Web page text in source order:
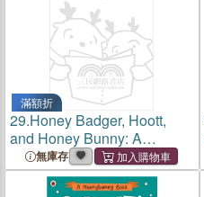
滿額折
29.Honey Badger, Hoott,
and Honey Bunny: A
Journey to Identity and
Purpose
無庫存